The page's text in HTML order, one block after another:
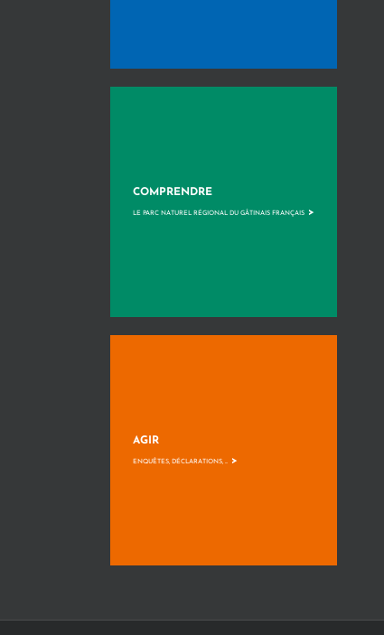
COMPRENDRE
LE PARC NATUREL RÉGIONAL DU GÂTINAIS FRANÇAIS >
AGIR
ENQUÊTES, DÉCLARATIONS, ... >